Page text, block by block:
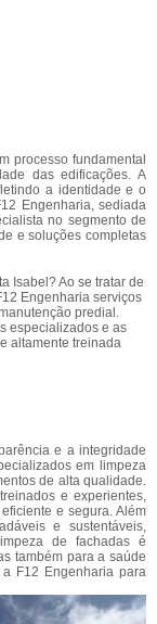
processo fundamental
das edificações. A
a identidade e o
Engenharia, sediada
no segmento de
e soluções completas
Isabel? Ao se tratar de
Engenharia serviços
predial.
especializados e as
altamente treinada
e a integridade
em limpeza
de alta qualidade.
e experientes,
e segura. Além
e sustentáveis,
de fachadas é
também para a saúde
F12 Engenharia para